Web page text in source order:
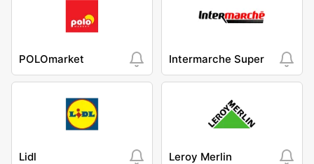
POLOmarket Intermarche Super
Lidl Leroy Merlin